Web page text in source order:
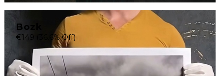
Bozk
€149 (36.6% Off)